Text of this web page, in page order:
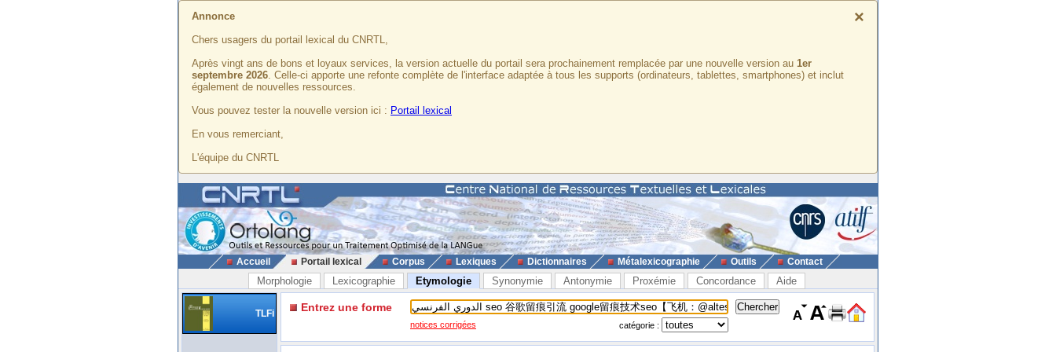
×
Annonce
Chers usagers du portail lexical du CNRTL,
Après vingt ans de bons et loyaux services, la version actuelle du portail sera prochainement remplacée par une nouvelle version au 1er
septembre 2026. Celle-ci apporte une refonte complète de l'interface adaptée à tous les supports (ordinateurs, tablettes, smartphones) et inclut
également de nouvelles ressources.
Vous pouvez tester la nouvelle version ici : Portail lexical
En vous remerciant,
L'équipe du CNRTL
Accueil Portail lexical Corpus Lexiques Dictionnaires Métalexicographie Outils Contact
Morphologie Lexicographie Etymologie Synonymie Antonymie Proxémie Concordance Aide
TLFi Entrez une forme
notices corrigées catégorie :